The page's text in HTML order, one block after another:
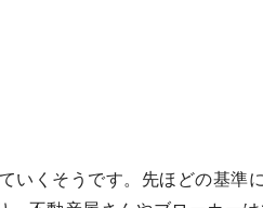
いくそうです。先ほどの基